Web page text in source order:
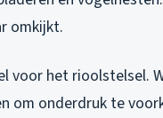
omkijkt.
voor het rioolstelsel.
om onderdruk te